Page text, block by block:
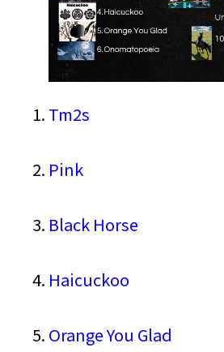
Tm2s
Pink
Black Horse
Haicuckoo
Orange You Glad